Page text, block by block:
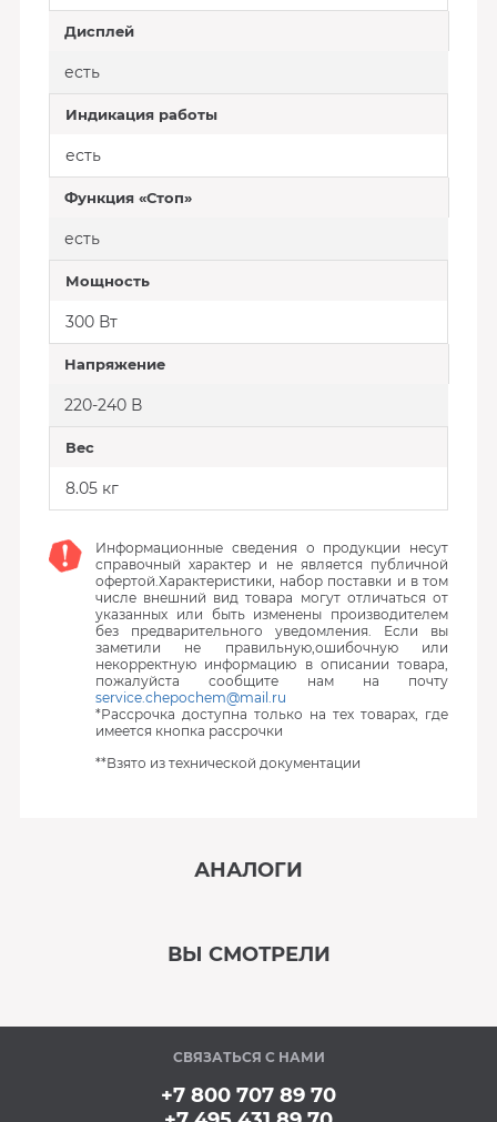
Дисплей
есть
Индикация работы
есть
Функция «Стоп»
есть
Мощность
300 Вт
Напряжение
220-240 В
Вес
8.05 кг
Информационные сведения о продукции несут
справочный характер и не является публичной
офертой.Характеристики, набор поставки и в том
числе внешний вид товара могут отличаться от
указанных или быть изменены производителем
без предварительного уведомления. Если вы
заметили не правильную,ошибочную или
некорректную информацию в описании товара,
пожалуйста сообщите нам на почту
service.chepochem@mail.ru
*Рассрочка доступна только на тех товарах, где
имеется кнопка рассрочки
**Взято из технической документации
АНАЛОГИ
ВЫ СМОТРЕЛИ
В наличии
СВЯЗАТЬСЯ С НАМИ
+7 800 707 89 70